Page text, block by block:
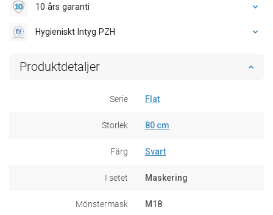
10 års garanti
Hygieniskt Intyg PZH
Produktdetaljer
Serie Flat
Storlek 80 cm
Färg Svart
I setet Maskering
Mönstermask M18